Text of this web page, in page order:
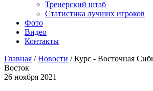
Тренерский штаб
Статистика лучших игроков
Фото
Видео
Контакты
Главная /Новости /Курс - Восточная
Восток
26 ноября 2021